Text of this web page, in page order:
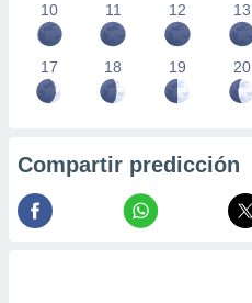
10 11 12 13
17 18 19 20
Compartir predicción